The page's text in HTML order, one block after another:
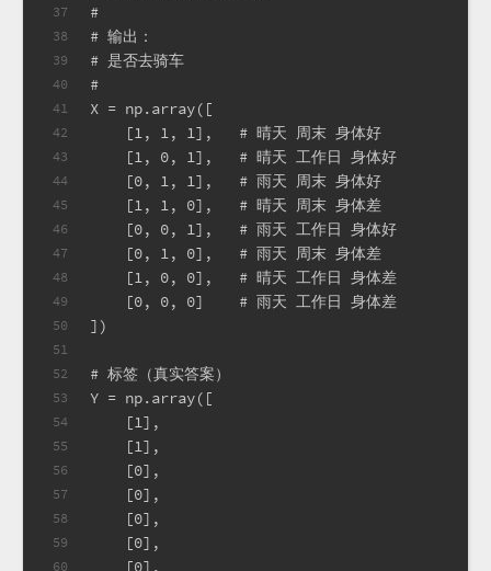
37
38
39
40
41
42
43
44
45
46
47
48
49
50
51
52
53
54
55
56
57
58
59
60
#
# 输出：
# 是否去骑车
#
X = np.array([
    [1, 1, 1],   # 晴天 周末 身体好
    [1, 0, 1],   # 晴天 工作日 身体好
    [0, 1, 1],   # 雨天 周末 身体好
    [1, 1, 0],   # 晴天 周末 身体差
    [0, 0, 1],   # 雨天 工作日 身体好
    [0, 1, 0],   # 雨天 周末 身体差
    [1, 0, 0],   # 晴天 工作日 身体差
    [0, 0, 0]    # 雨天 工作日 身体差
])
# 标签（真实答案）
Y = np.array([
    [1],
    [1],
    [0],
    [0],
    [0],
    [0],
    [0],